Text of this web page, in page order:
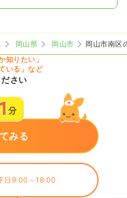
岡山県 岡山市
岡山市南区
知りたい」
いる」など
さい
みる
日9:00～18:00